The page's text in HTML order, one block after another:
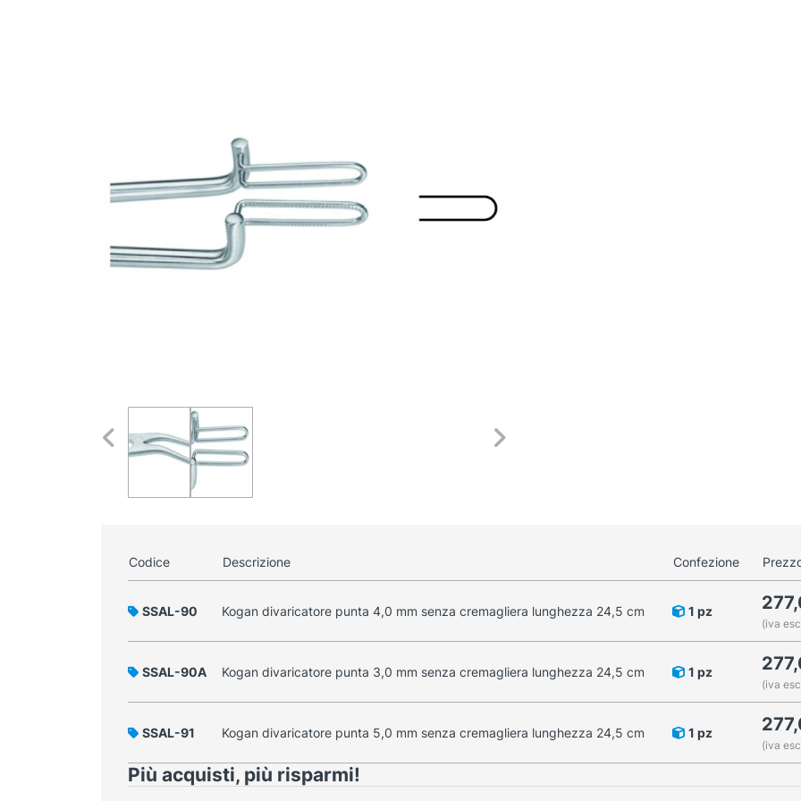
Codice Descrizione Confezione
SSAL-90 Kogan divaricatore punta 4,0 mm senza cremagliera lunghezza 24,5 cm 1 pz
(iva
SSAL-90A Kogan divaricatore punta 3,0 mm senza cremagliera lunghezza 24,5 cm 1 pz
(iva
SSAL-91 Kogan divaricatore punta 5,0 mm senza cremagliera lunghezza 24,5 cm 1 pz
(iva
Più acquisti, più risparmi!